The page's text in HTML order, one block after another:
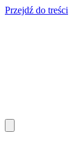
Przejdź do treści